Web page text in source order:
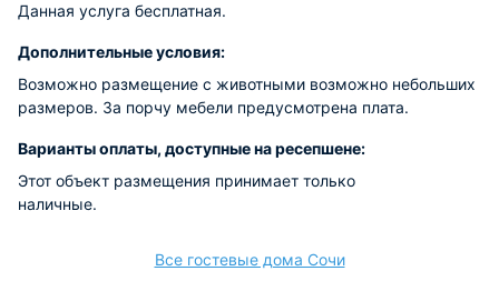
Данная услуга бесплатная.
Дополнительные условия:
Возможно размещение с животными возможно небольших
размеров. За порчу мебели предусмотрена плата.
Варианты оплаты, доступные на ресепшене:
Этот объект размещения принимает только
наличные.
Все гостевые дома Сочи